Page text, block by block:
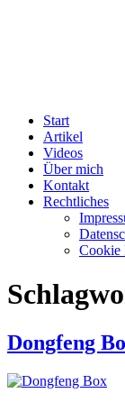
Start
Artikel
Videos
Über mich
Kontakt
Rechtliches
Cookie
Dongfeng